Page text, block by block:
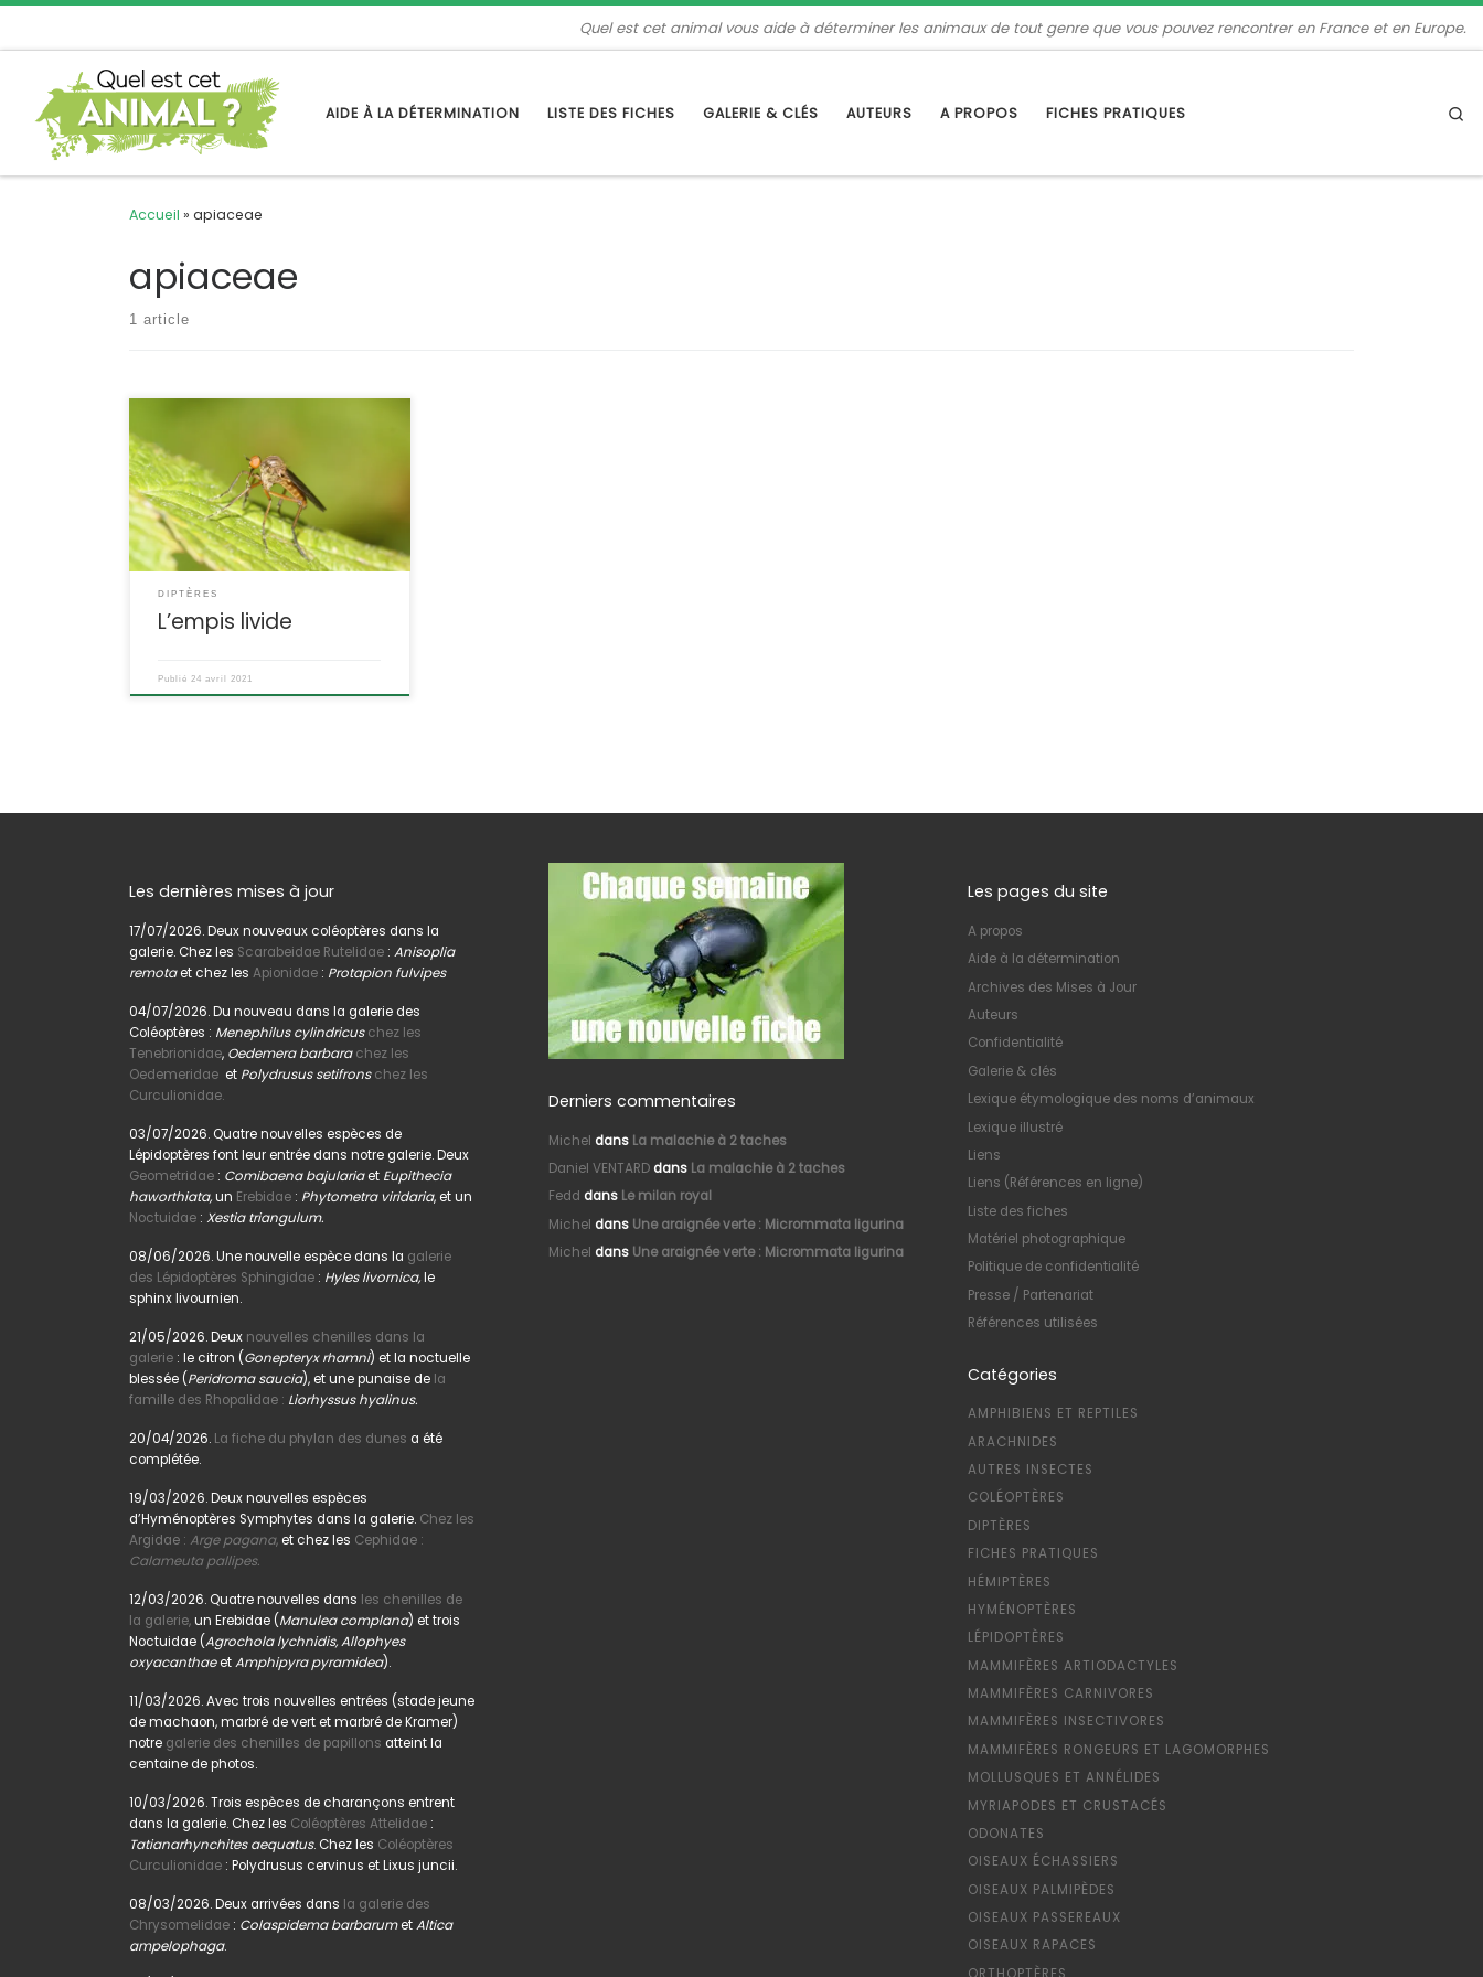
Quel est cet animal vous aide à déterminer les animaux de tout genre que vous pouvez rencontrer en France et en Europe.
AIDE À LA DÉTERMINATION LISTE DES FICHES GALERIE & CLÉS AUTEURS A PROPOS FICHES PRATIQUES
Accueil » apiaceae
apiaceae
1 article
sphérique, les gros yeux et la longue
trompe sont caractéristiques. A la
fois butineur et prédateur, il habite le
bocage, les lisières, les parcs et les
jardins. Empis livida Linnaeus,1758
POSITION SYSTÉMATIQUE : Insecte,
Diptère, Brachycère Famille des
Empididae. ETYMOLOGIE : Le nom de
genre est un […]
DIPTÈRES
L’empis livide
Publié 24 avril 2021
Les dernières mises à jour
17/07/2026. Deux nouveaux coléoptères dans la
galerie. Chez les Scarabeidae Rutelidae : Anisoplia
remotaet chez les Apionidae : Protapion fulvipes
04/07/2026. Du nouveau dans la galerie des
Coléoptères : Menephilus cylindricus chez les
Tenebrionidae, Oedemera barbara chez les
Oedemeridae et Polydrusus setifrons chez les
Curculionidae.
03/07/2026. Quatre nouvelles espèces de
Lépidoptères font leur entrée dans notre galerie. Deux
Geometridae : Comibaena bajulariaet Eupithecia
haworthiata,un Erebidae : Phytometra viridaria, et un
Noctuidae : Xestia triangulum.
08/06/2026. Une nouvelle espèce dans la galerie
des Lépidoptères Sphingidae : Hyles livornica,le
sphinx livournien.
21/05/2026. Deux nouvelles chenilles dans la
galerie : le citron (Gonepteryx rhamni) et la noctuelle
blessée (Peridroma saucia), et une punaise de la
famille des Rhopalidae : Liorhyssus hyalinus.
20/04/2026. La fiche du phylan des dunes a été
complétée.
19/03/2026. Deux nouvelles espèces
d’Hyménoptères Symphytes dans la galerie. Chez les
Argidae : Arge pagana,et chez les Cephidae :
Calameuta pallipes.
12/03/2026. Quatre nouvelles dans les chenilles de
la galerie,un Erebidae (Manulea complana) et trois
Noctuidae (Agrochola lychnidis, Allophyes
oxyacanthaeetAmphipyra pyramidea).
11/03/2026. Avec trois nouvelles entrées (stade jeune
de machaon, marbré de vert et marbré de Kramer)
notre galerie des chenilles de papillons atteint la
centaine de photos.
10/03/2026. Trois espèces de charançons entrent
dans la galerie. Chez les Coléoptères Attelidae :
Tatianarhynchites aequatus. Chez les Coléoptères
Curculionidae : Polydrusus cervinus et Lixus juncii.
08/03/2026. Deux arrivées dans la galerie des
Chrysomelidae : Colaspidema barbarumetAltica
ampelophaga.
Derniers commentaires
Michel dans La malachie à 2 taches
Daniel VENTARD dans La malachie à 2 taches
Fedd dans Le milan royal
Michel dans Une araignée verte : Micrommata ligurina
Michel dans Une araignée verte : Micrommata ligurina
Les pages du site
A propos
Aide à la détermination
Archives des Mises à Jour
Auteurs
Confidentialité
Galerie & clés
Lexique étymologique des noms d’animaux
Lexique illustré
Liens
Liens (Références en ligne)
Liste des fiches
Matériel photographique
Politique de confidentialité
Presse / Partenariat
Références utilisées
Catégories
AMPHIBIENS ET REPTILES
ARACHNIDES
AUTRES INSECTES
COLÉOPTÈRES
DIPTÈRES
FICHES PRATIQUES
HÉMIPTÈRES
HYMÉNOPTÈRES
LÉPIDOPTÈRES
MAMMIFÈRES ARTIODACTYLES
MAMMIFÈRES CARNIVORES
MAMMIFÈRES INSECTIVORES
MAMMIFÈRES RONGEURS ET LAGOMORPHES
MOLLUSQUES ET ANNÉLIDES
MYRIAPODES ET CRUSTACÉS
ODONATES
OISEAUX ÉCHASSIERS
OISEAUX PALMIPÈDES
OISEAUX PASSEREAUX
OISEAUX RAPACES